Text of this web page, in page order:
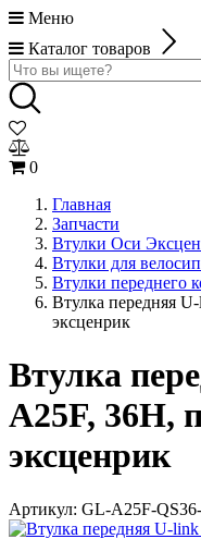
Меню
Каталог товаров
0
Главная
Запчасти
Втулки Оси
Втулки для
Втулки переднего
Втулка передняя
эксценрик
Втулка
A25F, 36Н,
эксценрик
Артикул: GL-A25F-